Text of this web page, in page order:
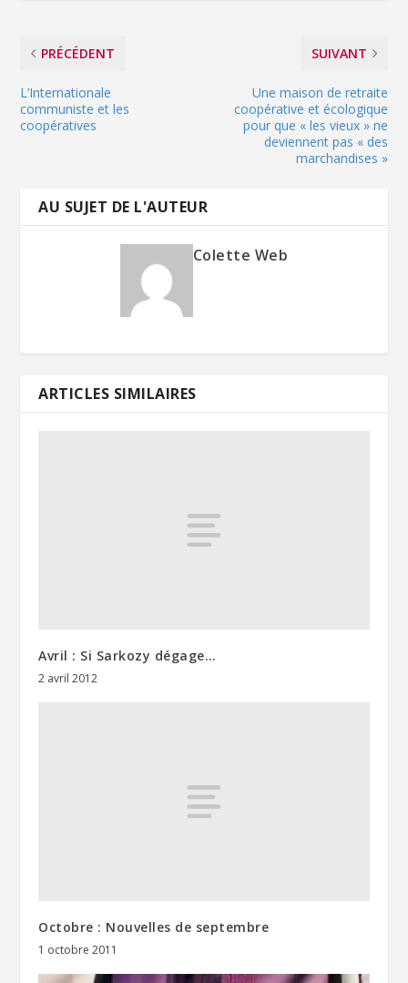
PRÉCÉDENT
L’Internationale
communiste et les
coopératives
SUIVANT
Une maison de retraite
coopérative et écologique
pour que « les vieux » ne
deviennent pas « des
marchandises »
AU SUJET DE L'AUTEUR
Colette Web
ARTICLES SIMILAIRES
Avril : Si Sarkozy dégage…
2 avril 2012
Octobre : Nouvelles de septembre
1 octobre 2011